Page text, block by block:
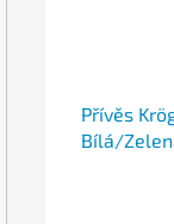
Přívěs
Bílá/